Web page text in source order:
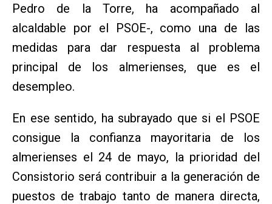
Pedro de la Torre, ha acompañado al
alcaldable por el PSOE-, como una de las
medidas para dar respuesta al problema
principal de los almerienses, que es el
desempleo.
En ese sentido, ha subrayado que si el PSOE
consigue la confianza mayoritaria de los
almerienses el 24 de mayo, la prioridad del
Consistorio será contribuir a la generación de
puestos de trabajo tanto de manera directa,